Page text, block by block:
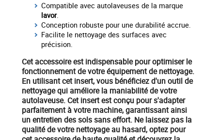
Compatible avec autolaveuses de la marque
lavor.
Conception robuste pour une durabilité accrue.
Facilite le nettoyage des surfaces avec
précision.
Cet accessoire est indispensable pour optimiser le
fonctionnementde votreéquipementde nettoyage.
En utilisant cet insert, vous bénéficiez d'unoutil de
nettoyagequi améliore la maniabilité de votre
autolaveuse. Cet insert est conçu pour s'adapter
parfaitement à votre machine, garantissant ainsi
unentretien des solssans effort. Ne laissez pas la
qualité de votre nettoyage au hasard, optez pour